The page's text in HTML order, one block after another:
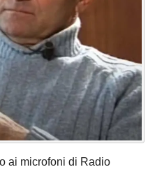
ai microfoni di Radio